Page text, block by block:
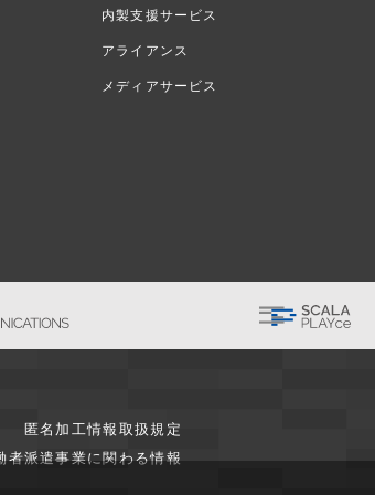
内製支援サービス
アライアンス
メディアサービス
匿名加工情報取扱規定
者派遣事業に関わる情報